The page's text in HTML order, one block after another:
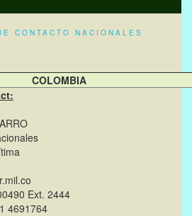
CONTACTO NACIONALES
COLOMBIA
Ext. 2444
4691764